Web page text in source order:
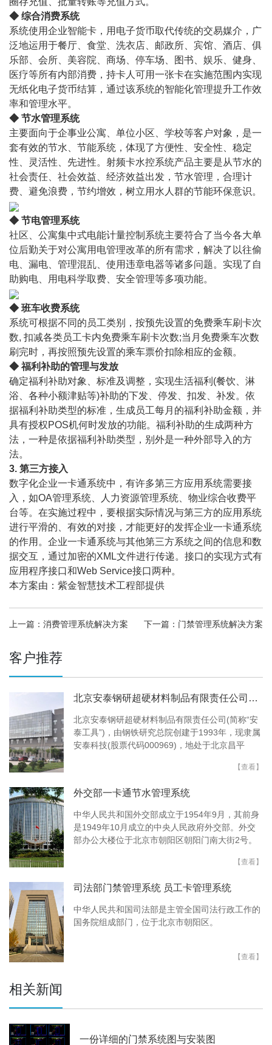
◆ 综合消费系统
系统使用企业智能卡，用电子货币取代传统的交易媒介，广
泛地运用于餐厅、食堂、洗衣店、邮政所、宾馆、酒店、俱
乐部、会所、美容院、商场、停车场、图书、娱乐、健身、
医疗等所有内部消费，持卡人可用一张卡在实施范围内实现
无纸化电子货币结算，通过该系统的智能化管理提升工作效
率和管理水平。
◆ 节水管理系统
主要面向于企事业公寓、单位小区、学校等客户对象，是一
套有效的节水、节能系统，体现了方便性、安全性、稳定
性、灵活性、先进性。射频卡水控系统产品主要是从节水的
社会责任、社会效益、经济效益出发，节水管理，合理计
费、避免浪费，节约增效，树立用水人群的节能环保意识。
◆ 节电管理系统
社区、公寓集中式电能计量控制系统主要符合了当今各大单
位后勤关于对公寓用电管理改革的所有需求，解决了以往偷
电、漏电、管理混乱、使用违章电器等诸多问题。实现了自
助购电、用电科学取费、安全管理等多项功能。
◆ 班车收费系统
系统可根据不同的员工类别，按预先设置的免费乘车刷卡次
数, 扣减各类员工卡内免费乘车刷卡次数;当月免费乘车次数
刷完时，再按照预先设置的乘车票价扣除相应的金额。
◆ 福利补助的管理与发放
确定福利补助对象、标准及调整，实现生活福利(餐饮、淋
浴、各种小额津贴等)补助的下发、停发、扣发、补发。依
据福利补助类型的标准，生成员工每月的福利补助金额，并
具有授权POS机何时发放的功能。福利补助的生成两种方
法，一种是依据福利补助类型，别外是一种外部导入的方
法。
3. 第三方接入
数字化企业一卡通系统中，有许多第三方应用系统需要接
入，如OA管理系统、人力资源管理系统、物业综合收费平
台等。在实施过程中，要根据实际情况与第三方的应用系统
进行平滑的、有效的对接，才能更好的发挥企业一卡通系统
的作用。企业一卡通系统与其他第三方系统之间的信息和数
据交互，通过加密的XML文件进行传递。接口的实现方式有
应用程序接口和Web Service接口两种。
本方案由：紫金智慧技术工程部提供
上一篇：消费管理系统解决方案 下一篇：门禁管理系​统解决方案
客户推荐
北京安泰钢研超硬材料制品有限责任公司考勤门禁控制系统
北京安泰钢研超硬材料制品有限责任公司(简称“安
泰工具”)，由钢铁研究总院创建于1993年，现隶属
安泰科技(股票代码000969)，地处于北京昌平
【查看】
外交部一卡通节水管理系统
中华人民共和国外交部成立于1954年9月，其前身
是1949年10月成立的中央人民政府外交部。外交
部办公大楼位于北京市朝阳区朝阳门南大街2号。
【查看】
司法部门禁管理系统 员工卡管理系统
中华人民共和国司法部是主管全国司法行政工作的
国务院组成部门，位于北京市朝阳区。
【查看】
相关新闻
一份详细的门禁系统图与安装图